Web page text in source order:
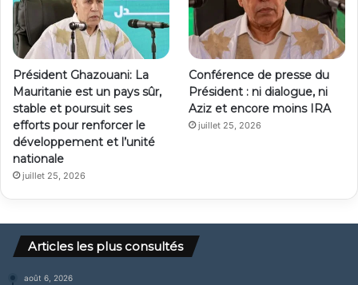
Président Ghazouani: La
Mauritanie est un pays sûr,
stable et poursuit ses
efforts pour renforcer le
développement et l’unité
nationale
juillet 25, 2026
Conférence de presse du
Président : ni dialogue, ni
Aziz et encore moins IRA
juillet 25, 2026
Articles les plus consultés
août 6, 2026